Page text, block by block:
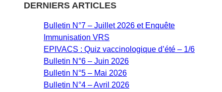
DERNIERS ARTICLES
Bulletin N°7 – Juillet 2026 et Enquête
Immunisation VRS
EPIVACS : Quiz vaccinologique d’été – 1/6
Bulletin N°6 – Juin 2026
Bulletin N°5 – Mai 2026
Bulletin N°4 – Avril 2026